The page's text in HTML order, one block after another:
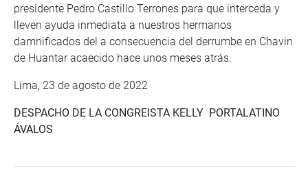
presidente Pedro Castillo Terrones para que interceda y
lleven ayuda inmediata a nuestros hermanos
damnificados del a consecuencia del derrumbe en Chavin
de Huantar acaecido hace unos meses atrás.
Lima, 23 de agosto de 2022
DESPACHO DE LA CONGREISTA KELLY PORTALATINO
ÁVALOS